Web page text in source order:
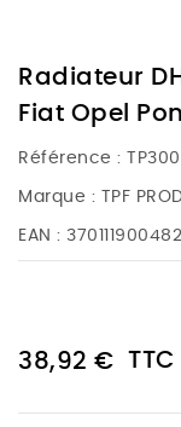
Radiateur
Fiat Opel
Référence :
Marque : TPF
EAN :
38,92 € TTC